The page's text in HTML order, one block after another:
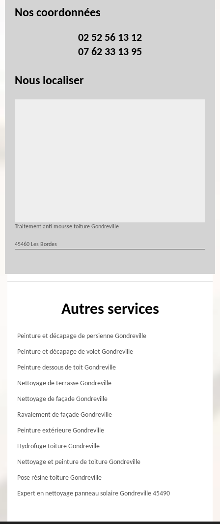
Nos coordonnées
02 52 56 13 12
07 62 33 13 95
Nous localiser
Traitement anti mousse toiture Gondreville
45460 Les Bordes
Autres services
Peinture et décapage de persienne Gondreville
Peinture et décapage de volet Gondreville
Peinture dessous de toit Gondreville
Nettoyage de terrasse Gondreville
Nettoyage de façade Gondreville
Ravalement de façade Gondreville
Peinture extérieure Gondreville
Hydrofuge toiture Gondreville
Nettoyage et peinture de toiture Gondreville
Pose résine toiture Gondreville
Expert en nettoyage panneau solaire Gondreville 45490